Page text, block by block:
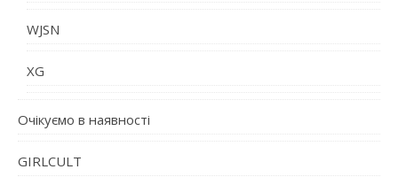
WJSN
XG
Очікуємо в наявності
GIRLCULT